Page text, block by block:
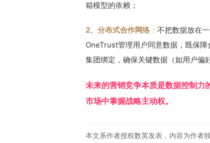
箱模型的依赖；
2、分布式合作网络 ： 不把数据放在
OneTrust管理用户同意数据，既保
集团绑定，确保关键数据（如用户偏
未来的营销竞争本质是数据控制力
市场中掌握战略主动权。
本文系作者授权数英发表，内容为作者